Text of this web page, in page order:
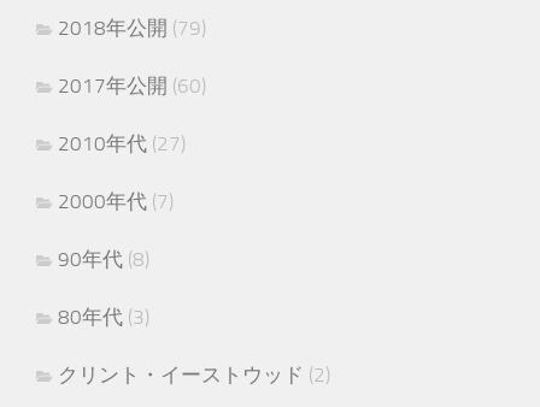
2018年公開 (79)
2017年公開 (60)
2010年代 (27)
2000年代 (7)
90年代 (8)
80年代 (3)
クリント・イーストウッド (2)